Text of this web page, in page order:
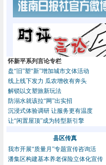
怀新平系列言论专栏
盘“旧”塑“新”增加城市文体活动
线上线下发力 瓜农增收有奔头
解锁以文塑旅新玩法
防溺水就该拉“网”出实招
沉浸式体验调研 让服务更有温度
让“闲置屋顶”成为转型新引擎
县区传真
我市开展“质量月”专题宣传咨询活
潘集区构建基本养老保险立体化宣传